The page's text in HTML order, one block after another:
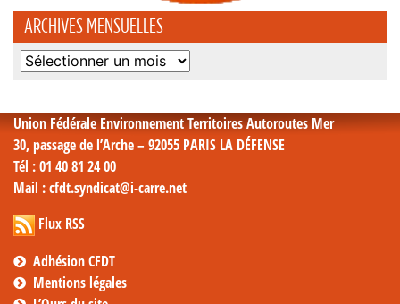
ARCHIVES MENSUELLES
Archives
Union Fédérale Environnement Territoires Autoroutes Mer
30, passage de l’Arche – 92055 PARIS LA DÉFENSE
Tél : 01 40 81 24 00
Mail : cfdt.syndicat@i-carre.net
Flux RSS
Adhésion CFDT
Mentions légales